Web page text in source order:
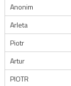
Anonim
Arleta
Piotr
Artur
PIOTR